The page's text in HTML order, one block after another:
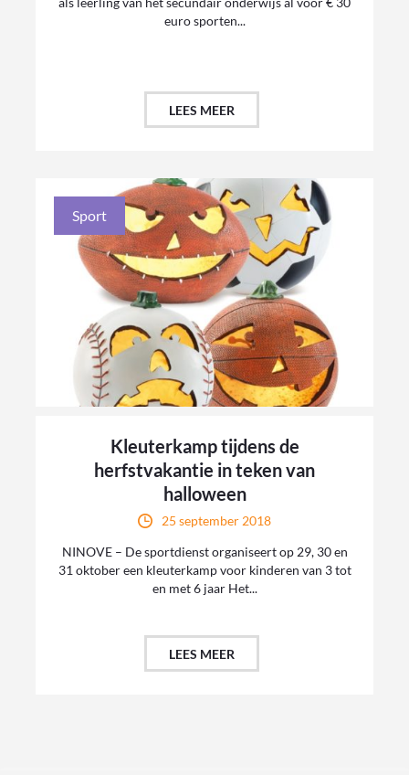
euro sporten...
LEES MEER
Sport
Kleuterkamp tijdens de
herfstvakantie in teken van
halloween
25 september 2018
NINOVE – De sportdienst organiseert op 29, 30 en
31 oktober een kleuterkamp voor kinderen van 3 tot
en met 6 jaar Het...
LEES MEER